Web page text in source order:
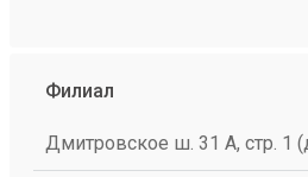
Филиал
Дмитровское ш. 31 А, стр. 1